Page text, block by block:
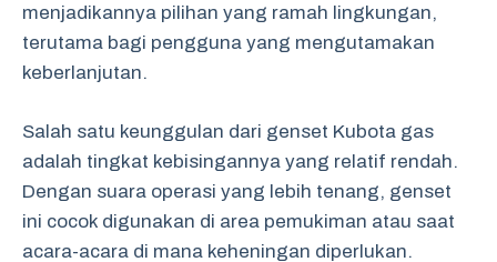
menjadikannya pilihan yang ramah lingkungan,
terutama bagi pengguna yang mengutamakan
keberlanjutan.
Salah satu keunggulan dari genset Kubota gas
adalah tingkat kebisingannya yang relatif rendah.
Dengan suara operasi yang lebih tenang, genset
ini cocok digunakan di area pemukiman atau saat
acara-acara di mana keheningan diperlukan.